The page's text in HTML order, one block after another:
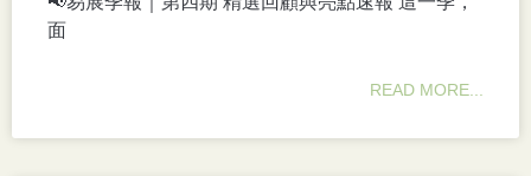
面
READ MORE...